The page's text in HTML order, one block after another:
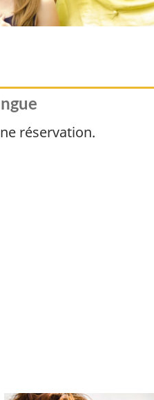
réservation.